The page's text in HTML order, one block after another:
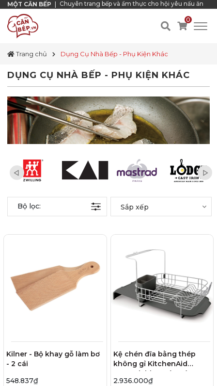
MỘT CĂN BẾP Chuyên trang bếp và ẩm thực cho hội yêu nấu ăn
0
Trang chủ Dụng Cụ Nhà Bếp - Phụ Kiện Khác
DỤNG CỤ NHÀ BẾP - PHỤ KIỆN KHÁC
Bộ lọc: Sắp xếp
Kilner - Bộ khay gỗ làm bơ
- 2 cái
548.837₫
Kệ chén đĩa bằng thép
không gỉ KitchenAid
Expandable - Màu xám
2.936.000₫